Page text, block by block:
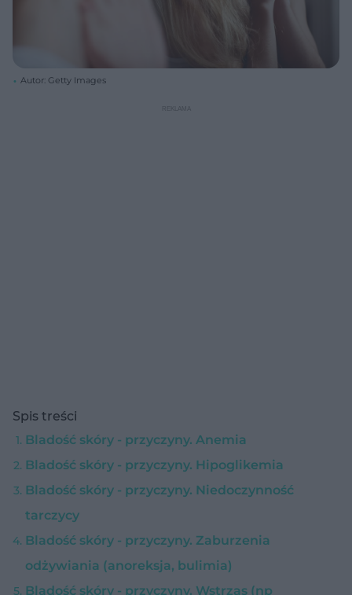
Autor: Getty Images
Spis treści
Bladość skóry - przyczyny. Anemia
Bladość skóry - przyczyny. Hipoglikemia
Bladość skóry - przyczyny. Niedoczynność
tarczycy
Bladość skóry - przyczyny. Zaburzenia
odżywiania (anoreksja, bulimia)
Bladość skóry - przyczyny. Wstrząs (np